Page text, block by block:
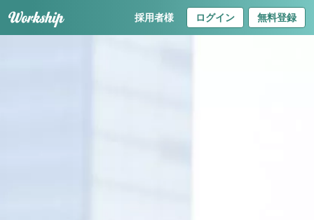
採用者様 ログイン 無料登録